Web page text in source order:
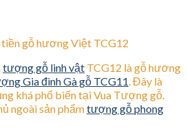
tượng gỗ linh vật TCG12 là gỗ hương
Gia đình Gà gỗ TCG11. Đây là
khá phổ biến tại Vua Tượng gỗ.
ngoài sản phẩmtượng gỗ phong